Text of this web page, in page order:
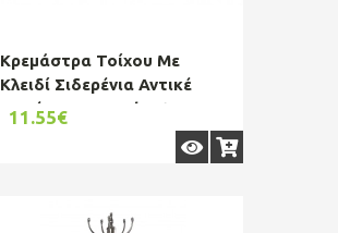
Κρεμάστρα Τοίχου Με
Κλειδί Σιδερένια Αντικέ
Καφέ 19εκ. Royal Art
11.55€